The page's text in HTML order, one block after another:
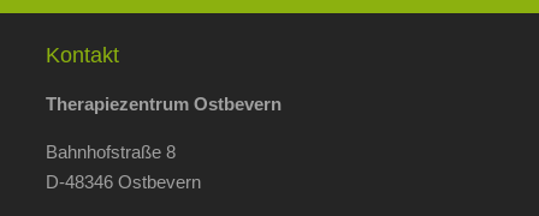
Kontakt
Therapiezentrum Ostbevern
Bahnhofstraße 8
D-48346 Ostbevern